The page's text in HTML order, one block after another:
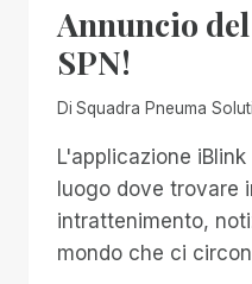
Annuncio
SPN!
Di Squadra Pneuma
L'applicazione
luogo dove trovare
intrattenimento,
mondo che ci